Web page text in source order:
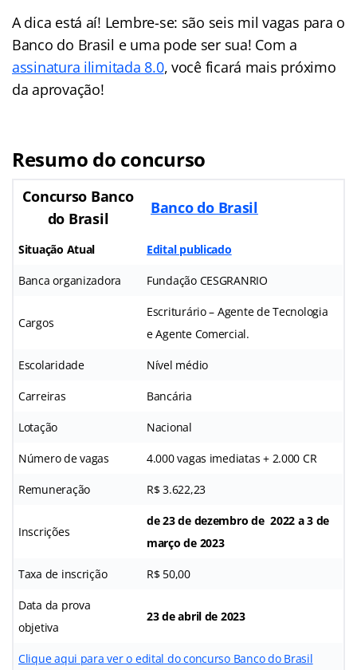
A dica está aí! Lembre-se: são seis mil vagas para o
Banco do Brasil e uma pode ser sua! Com a
assinatura ilimitada 8.0, você ficará mais próximo
da aprovação!
Resumo do concurso
Concurso Banco
do Brasil
Banco do Brasil
Situação Atual Edital publicado
Banca organizadora Fundação CESGRANRIO
Cargos
Escriturário – Agente de Tecnologia
e Agente Comercial.
Escolaridade Nível médio
Carreiras Bancária
Lotação Nacional
Número de vagas 4.000 vagas imediatas + 2.000 CR
Remuneração R$ 3.622,23
Inscrições
de 23 de dezembro de 2022 a 3 de
março de 2023
Taxa de inscrição R$ 50,00
Data da prova
objetiva
23 de abril de 2023
Clique aqui para ver o edital do concurso Banco do Brasil